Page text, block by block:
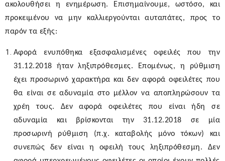
ακολουθήσει η ενημέρωση. Επισημαίνουμε, ωστόσο, και
προκειμένου να μην καλλιεργούνται αυταπάτες, προς το
παρόν τα εξής:
Αφορά ενυπόθηκα εξασφαλισμένες οφειλές που την
31.12.2018 ήταν ληξιπρόθεσμες. Επομένως, η ρύθμιση
έχει προσωρινό χαρακτήρα και δεν αφορά οφειλέτες που
θα είναι σε αδυναμία στο μέλλον να αποπληρώσουν τα
χρέη τους. Δεν αφορά οφειλέτες που είναι ήδη σε
αδυναμία και βρίσκονται την 31.12.2018 σε μία
προσωρινή ρύθμιση (π.χ. καταβολής μόνο τόκων) και
συνεπώς δεν είναι η οφειλή τους ληξιπρόθεσμη. Δεν